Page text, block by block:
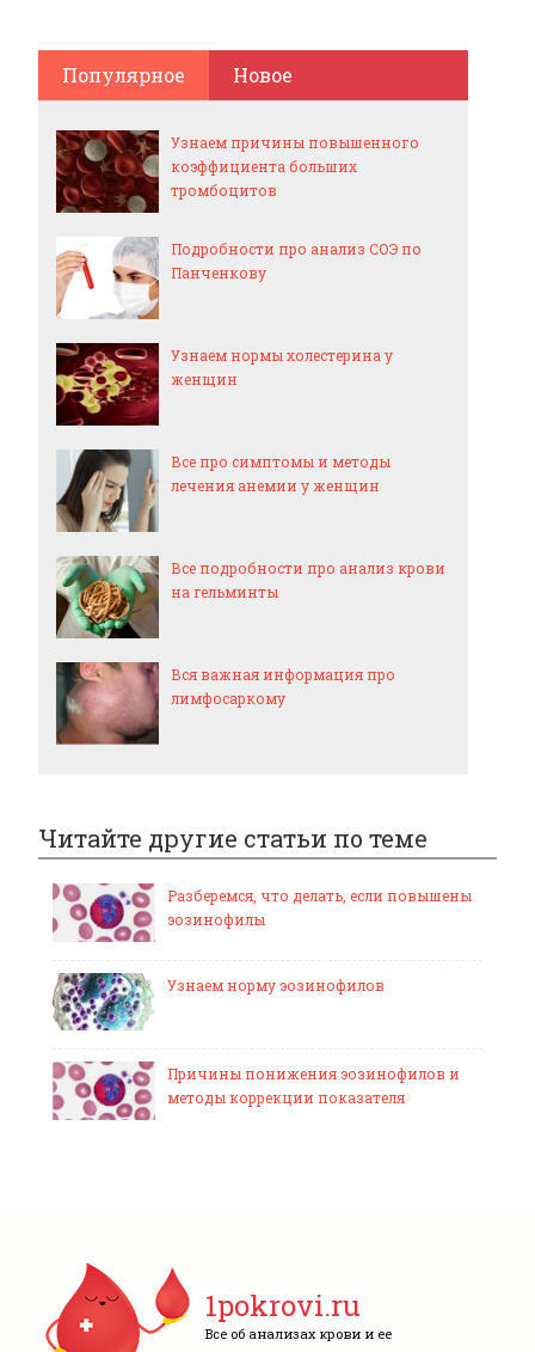
Популярное Новое
Узнаем причины повышенного
коэффициента больших
тромбоцитов
Подробности про анализ СОЭ по
Панченкову
Узнаем нормы холестерина у
женщин
Все про симптомы и методы
лечения анемии у женщин
Все подробности про анализ крови
на гельминты
Вся важная информация про
лимфосаркому
Читайте другие статьи по теме
Разберемся, что делать, если повышены
эозинофилы
Узнаем норму эозинофилов
Причины понижения эозинофилов и
методы коррекции показателя
1pokrovi.ru
Все об анализах крови и ее